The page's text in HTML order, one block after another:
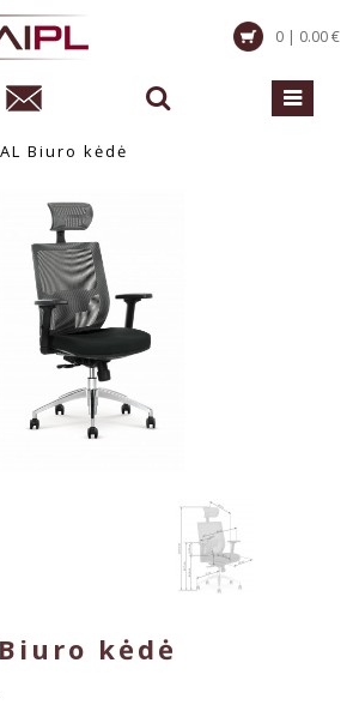
0 | 0.00 €
Biuro kėdė
kėdė